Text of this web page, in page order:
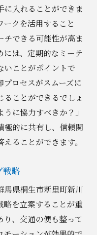
るための戦略
性と実践法
却を考える上で知
地域特性
報
知識
響
に入れることができま
クを活用すること
チできる可能性が高ま
には、定期的なミーテ
いことがポイントで
ロセスがスムーズに
ことができるでしょ
に協力すべきか？」
極的に共有し、信頼関
ることができます。
戦略
馬県桐生市新里町新川
略を立案することが重
り、交通の便も整って